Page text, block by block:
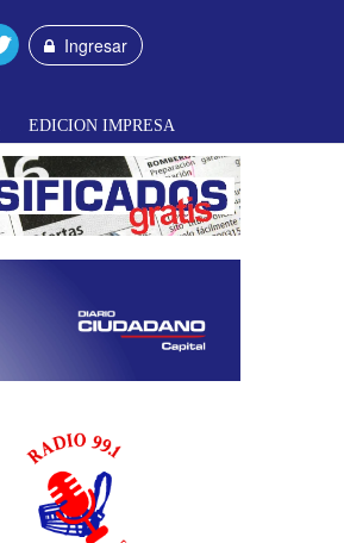
Ingresar
EDICION IMPRESA